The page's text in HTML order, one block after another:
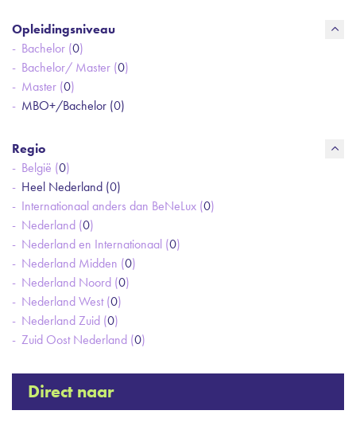
Opleidingsniveau
Bachelor (0)
Bachelor/ Master (0)
Master (0)
MBO+/Bachelor (0)
Regio
België (0)
Heel Nederland (0)
Internationaal anders dan BeNeLux (0)
Nederland (0)
Nederland en Internationaal (0)
Nederland Midden (0)
Nederland Noord (0)
Nederland West (0)
Nederland Zuid (0)
Zuid Oost Nederland (0)
Direct naar